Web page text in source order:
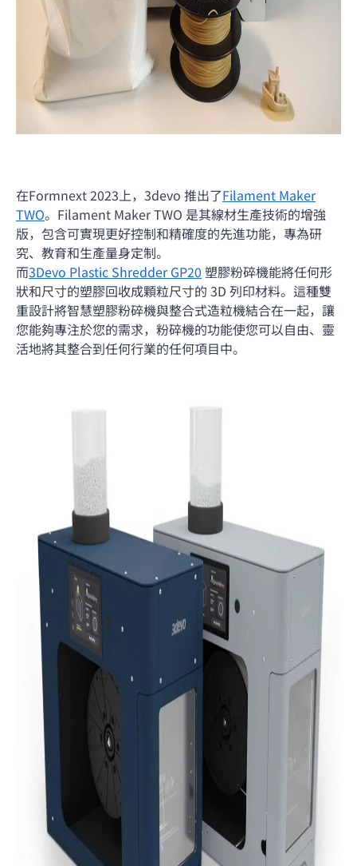
在Formnext 2023上，3devo 推出了Filament Maker
TWO。Filament Maker TWO 是其線材生產技術的增強
版，包含可實現更好控制和精確度的先進功能，專為研
究、教育和生產量身定制。
而3Devo Plastic Shredder GP20 塑膠粉碎機能將任何形
狀和尺寸的塑膠回收成顆粒尺寸的 3D 列印材料。這種雙
重設計將智慧塑膠粉碎機與整合式造粒機結合在一起，讓
您能夠專注於您的需求，粉碎機的功能使您可以自由、靈
活地將其整合到任何行業的任何項目中。